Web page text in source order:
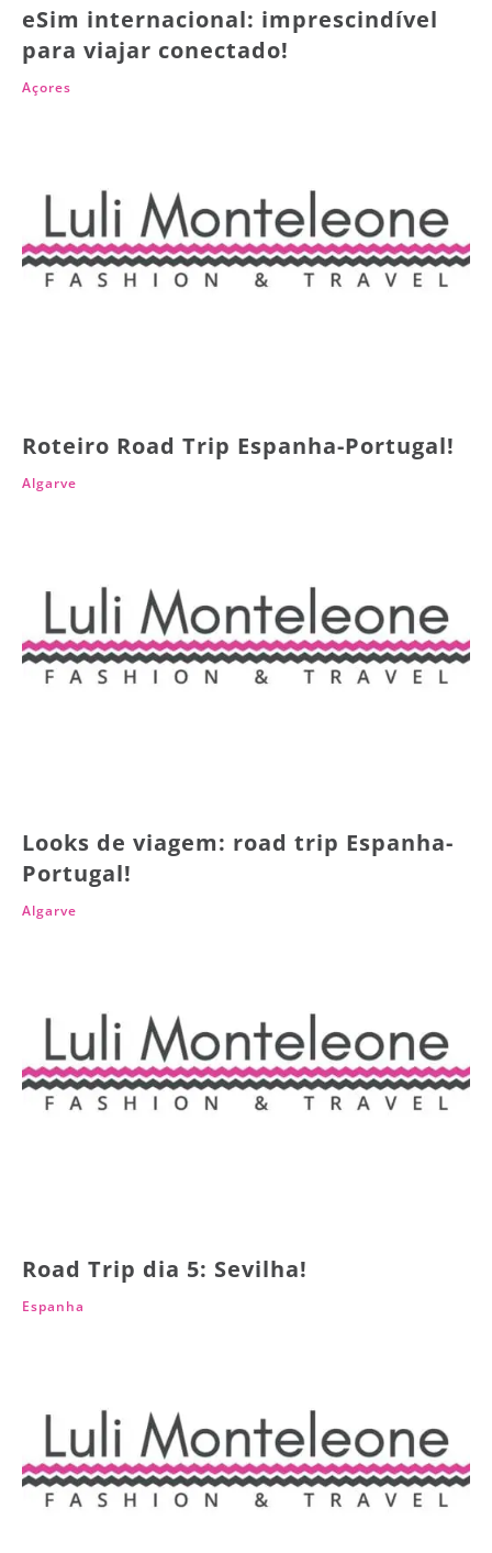
eSim internacional: imprescindível
para viajar conectado!
Açores
Roteiro Road Trip Espanha-Portugal!
Algarve
Looks de viagem: road trip Espanha-
Portugal!
Algarve
Road Trip dia 5: Sevilha!
Espanha